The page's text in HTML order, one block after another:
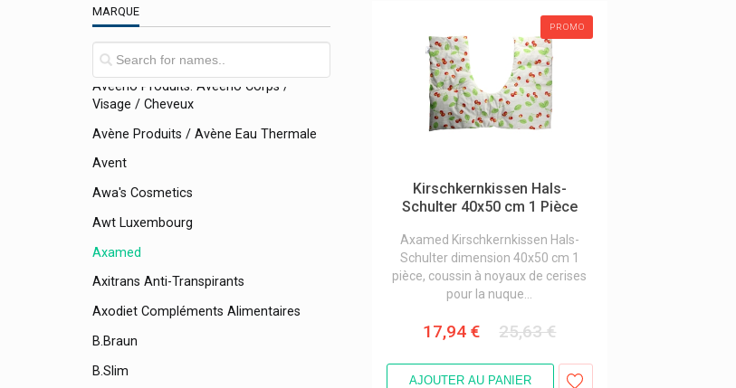
MARQUE
Aunea Produits
Aurica
Aveeno Produits: Aveeno Corps /
Visage / Cheveux
Avène Produits / Avène Eau Thermale
Avent
Awa's Cosmetics
Awt Luxembourg
Axamed
Axitrans Anti-Transpirants
Axodiet Compléments Alimentaires
B.braun
B.slim
PROMO
Kirschkernkissen Hals-
Schulter 40x50 cm 1 Pièce
Axamed Kirschkernkissen Hals-
Schulter dimension 40x50 cm 1
pièce, coussin à noyaux de cerises
pour la nuque...
17,94 € 25,63 €
AJOUTER AU PANIER